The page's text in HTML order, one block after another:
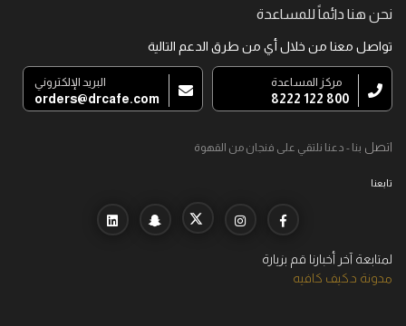
نحن هنا دائماً للمساعدة
تواصل معنا من خلال أي من طرق الدعم التالية
مركز المساعدة
800 122 8222
البريد الإلكتروني
orders@drcafe.com
اتصل بنا - دعنا نلتقي على فنجان من القهوة
تابعنا
لمتابعة آخر أخبارنا قم بزيارة
مدونة د.كيف كافيه